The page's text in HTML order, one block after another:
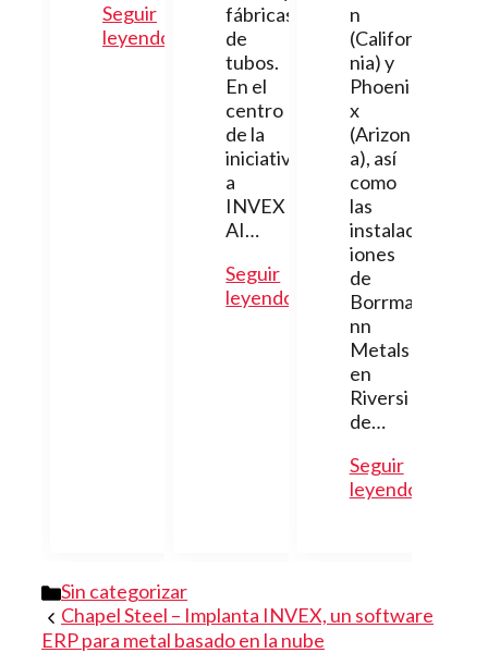
Seguir
leyendo
fábricas
de
tubos.
En el
centro
de la
iniciativ
a
INVEX
AI…
Seguir
leyendo
n
(Califor
nia) y
Phoeni
x
(Arizon
a), así
como
las
instalac
iones
de
Borrma
nn
Metals
en
Riversi
de…
Seguir
leyendo
Categorías
Sin categorizar
Chapel Steel – Implanta INVEX, un software
ERP para metal basado en la nube